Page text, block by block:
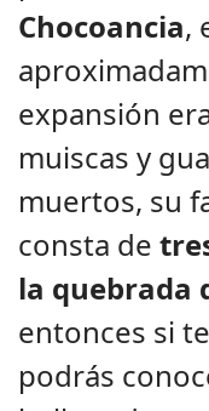
Chocoancia,
expansión
muiscas y
muertos, su
consta de
la quebrada
entonces si
podrás